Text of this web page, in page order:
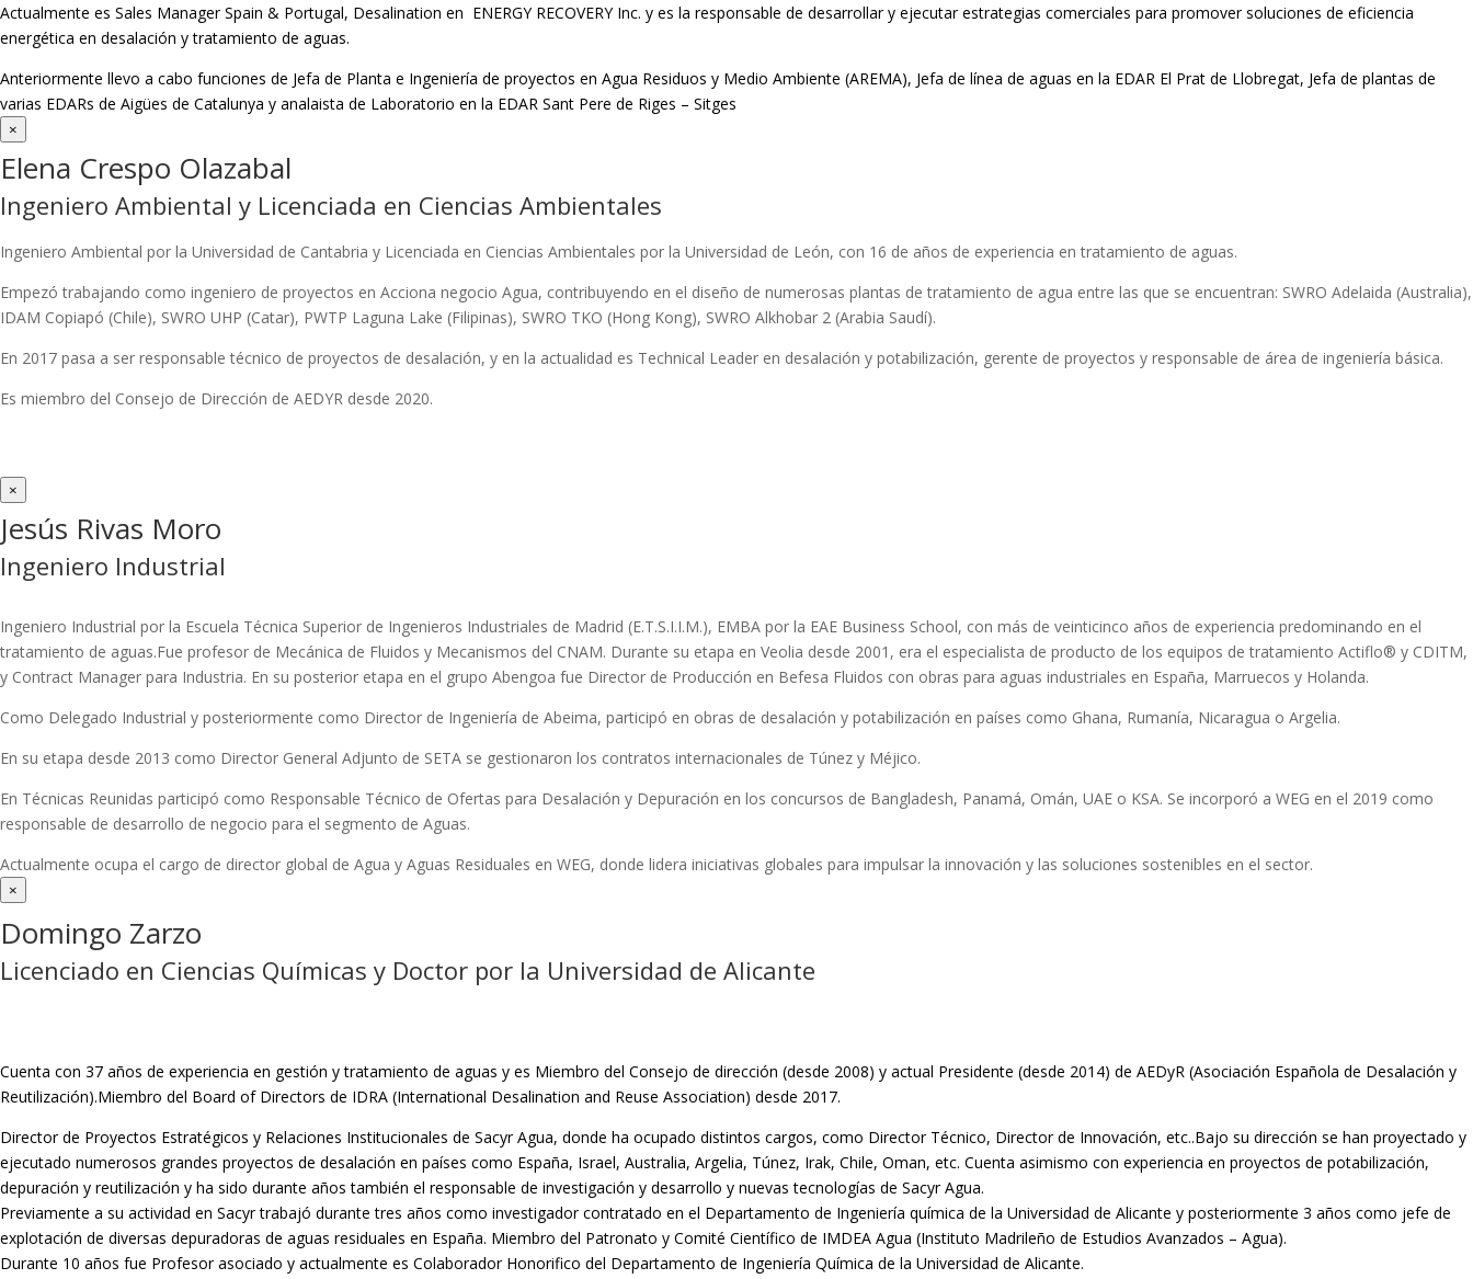
Actualmente es Sales Manager Spain & Portugal, Desalination en ENERGY RECOVERY Inc. y es la responsable de desarrollar y ejecutar estrategias comerciales para promover soluciones de eficiencia
energética en desalación y tratamiento de aguas.
Anteriormente llevo a cabo funciones de Jefa de Planta e Ingeniería de proyectos en Agua Residuos y Medio Ambiente (AREMA), Jefa de línea de aguas en la EDAR El Prat de Llobregat, Jefa de plantas de
varias EDARs de Aigües de Catalunya y analaista de Laboratorio en la EDAR Sant Pere de Riges – Sitges
×
Elena Crespo Olazabal
Ingeniero Ambiental y Licenciada en Ciencias Ambientales
Ingeniero Ambiental por la Universidad de Cantabria y Licenciada en Ciencias Ambientales por la Universidad de León, con 16 de años de experiencia en tratamiento de aguas.
Empezó trabajando como ingeniero de proyectos en Acciona negocio Agua, contribuyendo en el diseño de numerosas plantas de tratamiento de agua entre las que se encuentran: SWRO Adelaida (Australia),
IDAM Copiapó (Chile), SWRO UHP (Catar), PWTP Laguna Lake (Filipinas), SWRO TKO (Hong Kong), SWRO Alkhobar 2 (Arabia Saudí).
En 2017 pasa a ser responsable técnico de proyectos de desalación, y en la actualidad es Technical Leader en desalación y potabilización, gerente de proyectos y responsable de área de ingeniería básica.
Es miembro del Consejo de Dirección de AEDYR desde 2020.
×
Jesús Rivas Moro
Ingeniero Industrial
Ingeniero Industrial por la Escuela Técnica Superior de Ingenieros Industriales de Madrid (E.T.S.I.I.M.), EMBA por la EAE Business School, con más de veinticinco años de experiencia predominando en el
tratamiento de aguas.Fue profesor de Mecánica de Fluidos y Mecanismos del CNAM. Durante su etapa en Veolia desde 2001, era el especialista de producto de los equipos de tratamiento Actiflo® y CDITM,
y Contract Manager para Industria. En su posterior etapa en el grupo Abengoa fue Director de Producción en Befesa Fluidos con obras para aguas industriales en España, Marruecos y Holanda.
Como Delegado Industrial y posteriormente como Director de Ingeniería de Abeima, participó en obras de desalación y potabilización en países como Ghana, Rumanía, Nicaragua o Argelia.
En su etapa desde 2013 como Director General Adjunto de SETA se gestionaron los contratos internacionales de Túnez y Méjico.
En Técnicas Reunidas participó como Responsable Técnico de Ofertas para Desalación y Depuración en los concursos de Bangladesh, Panamá, Omán, UAE o KSA. Se incorporó a WEG en el 2019 como
responsable de desarrollo de negocio para el segmento de Aguas.
Actualmente ocupa el cargo de director global de Agua y Aguas Residuales en WEG, donde lidera iniciativas globales para impulsar la innovación y las soluciones sostenibles en el sector.
×
Domingo Zarzo
Licenciado en Ciencias Químicas y Doctor por la Universidad de Alicante
Cuenta con 37 años de experiencia en gestión y tratamiento de aguas y es Miembro del Consejo de dirección (desde 2008) y actual Presidente (desde 2014) de AEDyR (Asociación Española de Desalación y
Reutilización).Miembro del Board of Directors de IDRA (International Desalination and Reuse Association) desde 2017.
Director de Proyectos Estratégicos y Relaciones Institucionales de Sacyr Agua, donde ha ocupado distintos cargos, como Director Técnico, Director de Innovación, etc..Bajo su dirección se han proyectado y
ejecutado numerosos grandes proyectos de desalación en países como España, Israel, Australia, Argelia, Túnez, Irak, Chile, Oman, etc. Cuenta asimismo con experiencia en proyectos de potabilización,
depuración y reutilización y ha sido durante años también el responsable de investigación y desarrollo y nuevas tecnologías de Sacyr Agua.
Previamente a su actividad en Sacyr trabajó durante tres años como investigador contratado en el Departamento de Ingeniería química de la Universidad de Alicante y posteriormente 3 años como jefe de
explotación de diversas depuradoras de aguas residuales en España. Miembro del Patronato y Comité Científico de IMDEA Agua (Instituto Madrileño de Estudios Avanzados – Agua).
Durante 10 años fue Profesor asociado y actualmente es Colaborador Honorifico del Departamento de Ingeniería Química de la Universidad de Alicante.